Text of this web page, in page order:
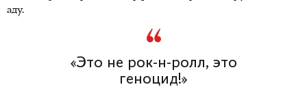
аду.
«Это не рок-н-ролл, это
геноцид!»